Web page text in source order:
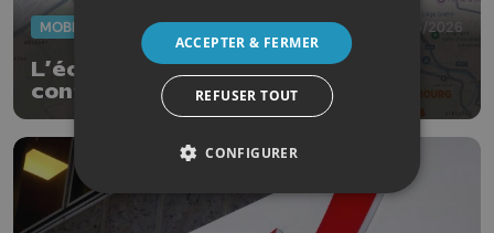
MOBILITÉ 29/05/2026
L’échangeur N°33 “Burenville”
continue sa mue
ACCEPTER & FERMER
REFUSER TOUT
CONFIGURER